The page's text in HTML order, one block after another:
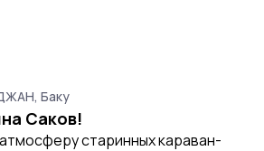
Баку
Саков!
старинных караван-